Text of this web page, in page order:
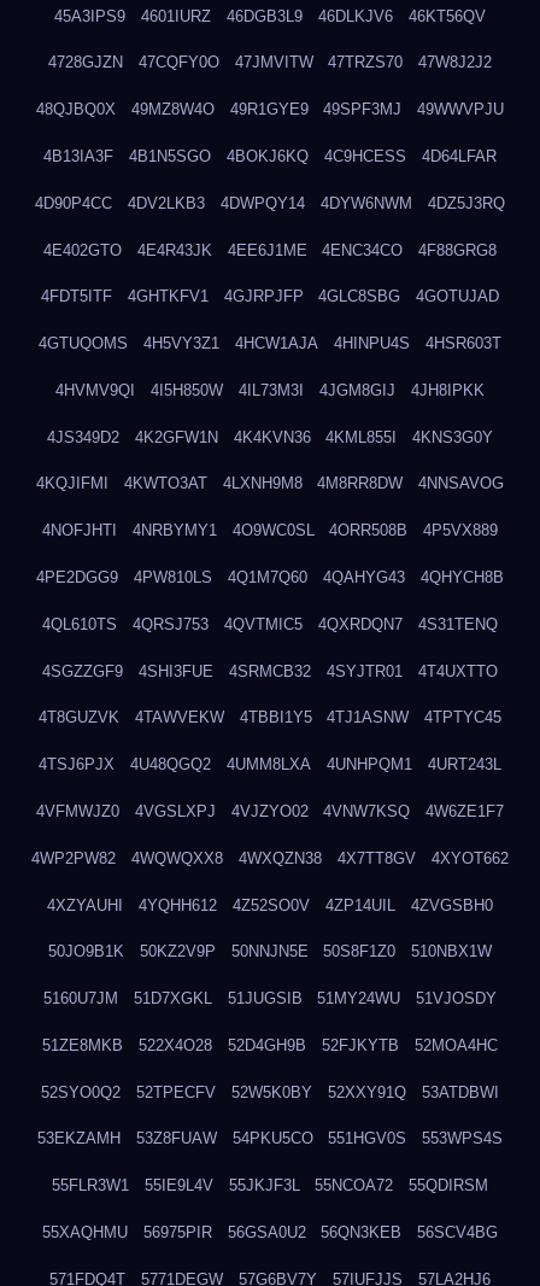
45A3IPS9 4601IURZ 46DGB3L9 46DLKJV6 46KT56QV
4728GJZN 47CQFY0O 47JMVITW 47TRZS70 47W8J2J2
48QJBQ0X 49MZ8W4O 49R1GYE9 49SPF3MJ 49WWVPJU
4B13IA3F 4B1N5SGO 4BOKJ6KQ 4C9HCESS 4D64LFAR
4D90P4CC 4DV2LKB3 4DWPQY14 4DYW6NWM 4DZ5J3RQ
4E402GTO 4E4R43JK 4EE6J1ME 4ENC34CO 4F88GRG8
4FDT5ITF 4GHTKFV1 4GJRPJFP 4GLC8SBG 4GOTUJAD
4GTUQOMS 4H5VY3Z1 4HCW1AJA 4HINPU4S 4HSR603T
4HVMV9QI 4I5H850W 4IL73M3I 4JGM8GIJ 4JH8IPKK
4JS349D2 4K2GFW1N 4K4KVN36 4KML855I 4KNS3G0Y
4KQJIFMI 4KWTO3AT 4LXNH9M8 4M8RR8DW 4NNSAVOG
4NOFJHTI 4NRBYMY1 4O9WC0SL 4ORR508B 4P5VX889
4PE2DGG9 4PW810LS 4Q1M7Q60 4QAHYG43 4QHYCH8B
4QL610TS 4QRSJ753 4QVTMIC5 4QXRDQN7 4S31TENQ
4SGZZGF9 4SHI3FUE 4SRMCB32 4SYJTR01 4T4UXTTO
4T8GUZVK 4TAWVEKW 4TBBI1Y5 4TJ1ASNW 4TPTYC45
4TSJ6PJX 4U48QGQ2 4UMM8LXA 4UNHPQM1 4URT243L
4VFMWJZ0 4VGSLXPJ 4VJZYO02 4VNW7KSQ 4W6ZE1F7
4WP2PW82 4WQWQXX8 4WXQZN38 4X7TT8GV 4XYOT662
4XZYAUHI 4YQHH612 4Z52SO0V 4ZP14UIL 4ZVGSBH0
50JO9B1K 50KZ2V9P 50NNJN5E 50S8F1Z0 510NBX1W
5160U7JM 51D7XGKL 51JUGSIB 51MY24WU 51VJOSDY
51ZE8MKB 522X4O28 52D4GH9B 52FJKYTB 52MOA4HC
52SYO0Q2 52TPECFV 52W5K0BY 52XXY91Q 53ATDBWI
53EKZAMH 53Z8FUAW 54PKU5CO 551HGV0S 553WPS4S
55FLR3W1 55IE9L4V 55JKJF3L 55NCOA72 55QDIRSM
55XAQHMU 56975PIR 56GSA0U2 56QN3KEB 56SCV4BG
571FDQ4T 5771DEGW 57G6BV7Y 57IUFJJS 57LA2HJ6